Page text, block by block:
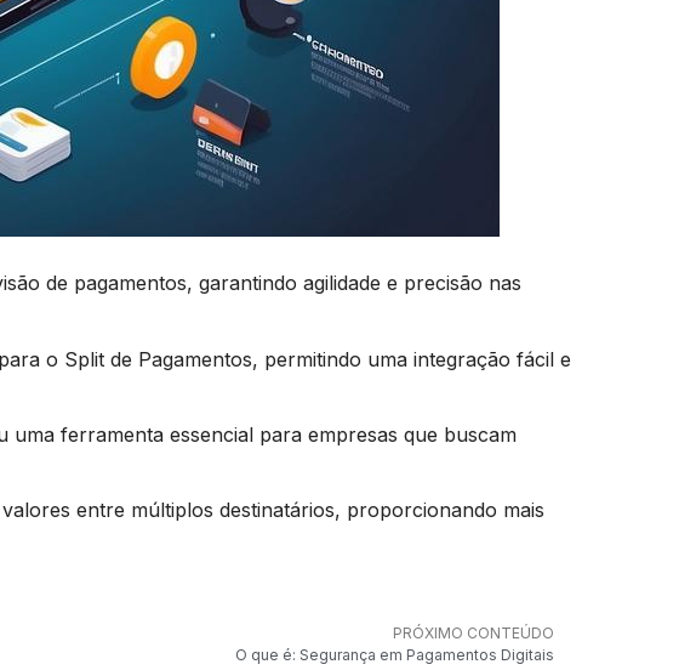
de pagamentos, garantindo agilidade e precisão nas
o Split de Pagamentos, permitindo uma integração fácil e
ferramenta essencial para empresas que buscam
entre múltiplos destinatários, proporcionando mais
PRÓXIMO CONTEÚDO
O que é: Segurança em Pagamentos Digitais